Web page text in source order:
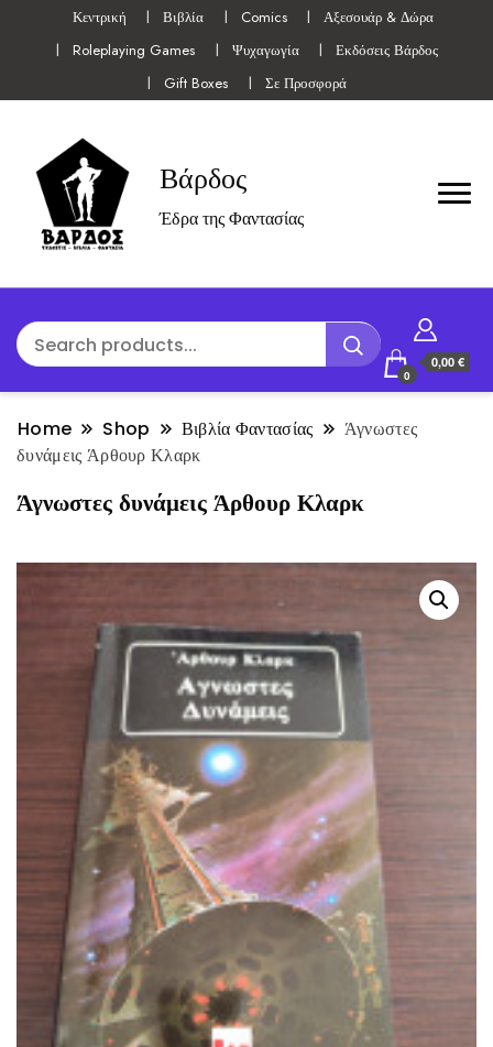
Κεντρική Βιβλία Comics
Αξεσουάρ & Δώρα
Roleplaying Games
Ψυχαγωγία
Εκδόσεις Βάρδος
Gift Boxes
Σε Προσφορά
Βάρδος
Έδρα της Φαντασίας
0
0,00 €
Home Shop Βιβλία Φαντασίας
Άγνωστες
δυνάμεις Άρθουρ Κλαρκ
Άγνωστες δυνάμεις Άρθουρ Κλαρκ